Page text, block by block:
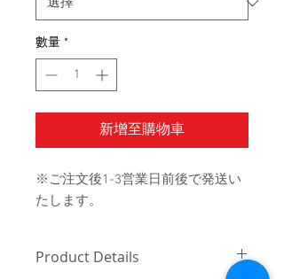
數量 *
新增至購物車
※ご注文後1-3営業日前後で発送い
たします。
Product Details